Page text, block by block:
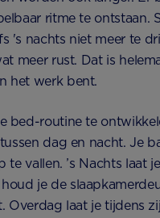
ritme te ontstaan.
's nachts niet meer te
meer rust. Dat is
het werk bent.
bed-routine te
dag en nacht. Je
te vallen. ’s Nachts laat
je de
Overdag laat je tijdens